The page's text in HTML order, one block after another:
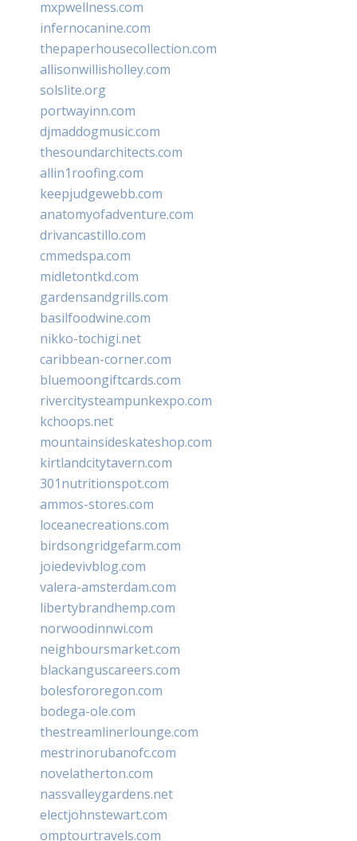
mxpwellness.com
infernocanine.com
thepaperhousecollection.com
allisonwillisholley.com
solslite.org
portwayinn.com
djmaddogmusic.com
thesoundarchitects.com
allin1roofing.com
keepjudgewebb.com
anatomyofadventure.com
drivancastillo.com
cmmedspa.com
midletontkd.com
gardensandgrills.com
basilfoodwine.com
nikko-tochigi.net
caribbean-corner.com
bluemoongiftcards.com
rivercitysteampunkexpo.com
kchoops.net
mountainsideskateshop.com
kirtlandcitytavern.com
301nutritionspot.com
ammos-stores.com
loceanecreations.com
birdsongridgefarm.com
joiedevivblog.com
valera-amsterdam.com
libertybrandhemp.com
norwoodinnwi.com
neighboursmarket.com
blackanguscareers.com
bolesfororegon.com
bodega-ole.com
thestreamlinerlounge.com
mestrinorubanofc.com
novelatherton.com
nassvalleygardens.net
electjohnstewart.com
omptourtravels.com